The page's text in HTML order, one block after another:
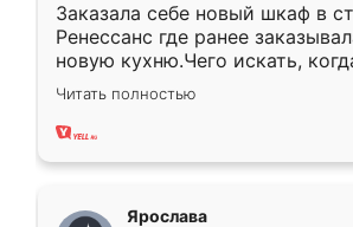
Заказала себе новый шкаф в
Ренессанс где ранее
новую кухню.Чего искать,
вполне довольна. Служит
два года, нареканий нет.
Читать полностью
Ярослава